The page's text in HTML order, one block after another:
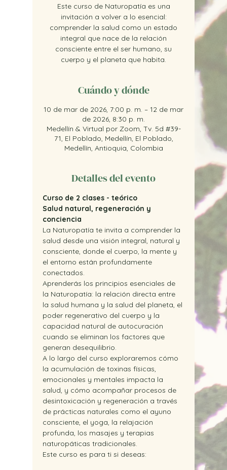
Este curso de Naturopatía es una
invitación a volver a lo esencial:
comprender la salud como un estado
integral que nace de la relación
consciente entre el ser humano, su
cuerpo y el planeta que habita.
Cuándo y dónde
10 de mar de 2026, 7:00 p. m. – 12 de mar
de 2026, 8:30 p. m.
Medellín & Virtual por Zoom, Tv. 5d #39-
71, El Poblado, Medellín, El Poblado,
Medellín, Antioquia, Colombia
Detalles del evento
Curso de 2 clases - teórico
Salud natural, regeneración y
conciencia
La Naturopatía te invita a comprender la
salud desde una visión integral, natural y
consciente, donde el cuerpo, la mente y
el entorno están profundamente
conectados.
Aprenderás los principios esenciales de
la Naturopatía: la relación directa entre
la salud humana y la salud del planeta, el
poder regenerativo del cuerpo y la
capacidad natural de autocuración
cuando se eliminan los factores que
generan desequilibrio.
A lo largo del curso exploraremos cómo
la acumulación de toxinas físicas,
emocionales y mentales impacta la
salud, y cómo acompañar procesos de
desintoxicación y regeneración a través
de prácticas naturales como el ayuno
consciente, el yoga, la relajación
profunda, los masajes y terapias
naturopáticas tradicionales.
Este curso es para ti si deseas: